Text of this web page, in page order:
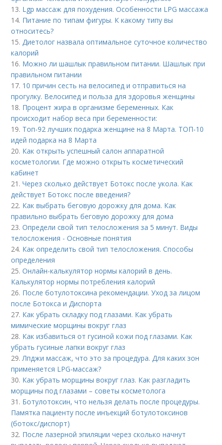
13. Lgp массаж для похудения. Особенности LPG массажа
14. Питание по типам фигуры. К какому типу вы
относитесь?
15.Диетолог назвала оптимальное суточное количество
калорий
16. Можно ли шашлык правильном питании. Шашлык при
правильном питании
17. 10 причин сесть на велосипед и отправиться на
прогулку. Велосипед и польза для здоровья женщины
18. Процент жира в организме беременных. Как
происходит набор веса при беременности:
19. Топ-92 лучших подарка женщине на 8 Марта. ТОП-10
идей подарка на 8 Марта
20. Как открыть успешный салон аппаратной
косметологии. Где можно открыть косметический
кабинет
21.Через сколько действует Ботокс после укола. Как
действует Ботокс после введения?
22. Как выбрать беговую дорожку для дома. Как
правильно выбрать беговую дорожку для дома
23.Определи свой тип телосложения за 5 минут. Виды
телосложения - Основные понятия
24. Как определить свой тип телосложения. Способы
определения
25.Онлайн-калькулятор нормы калорий в день.
Калькулятор нормы потребления калорий
26. После ботулотоксина рекомендации. Уход за лицом
после Ботокса и Диспорта
27. Как убрать складку под глазами. Как убрать
мимические морщины вокруг глаз
28. Как избавиться от гусиной кожи под глазами. Как
убрать гусиные лапки вокруг глаз
29.Лпджи массаж, что это за процедура. Для каких зон
применяется LPG-массаж?
30. Как убрать морщины вокруг глаз. Как разгладить
морщины под глазами – советы косметолога
31. Ботулотоксин, что нельзя делать после процедуры.
Памятка пациенту после инъекций ботулотоксинов
(ботокс/диспорт)
32. После лазерной эпиляции через сколько начнут